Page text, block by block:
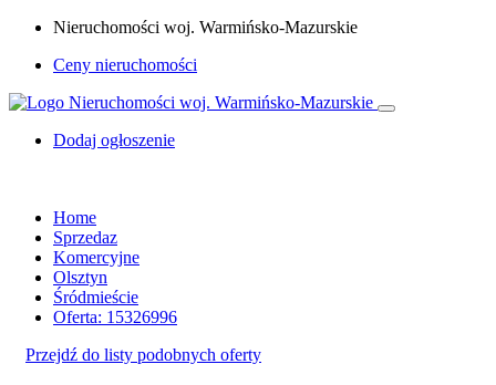
Nieruchomości woj. Warmińsko-Mazurskie
Ceny nieruchomości
Dodaj ogłoszenie
Home
Sprzedaz
Komercyjne
Olsztyn
Śródmieście
Oferta: 15326996
Przejdź do listy podobnych oferty